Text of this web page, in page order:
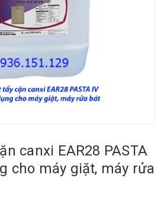
canxi EAR28 PASTA
cho máy giặt, máy rửa